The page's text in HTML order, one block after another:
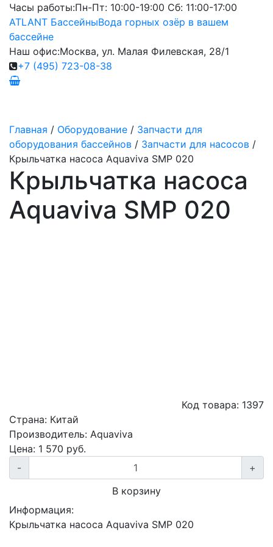
Часы работы:Пн-Пт: 10:00-19:00 Сб: 11:00-17:00
ATLANT БассейныВода горных озёр в вашем
бассейне
Наш офис:Москва, ул. Малая Филевская, 28/1
+7 (495) 723-08-38
Главная / Оборудование / Запчасти для
оборудования бассейнов / Запчасти для насосов /
Крыльчатка насоса Aquaviva SMP 020
Крыльчатка насоса
Aquaviva SMP 020
Код товара: 1397
Страна: Китай
Производитель: Aquaviva
Цена: 1 570 руб.
-
+
В корзину
Информация:
Крыльчатка насоса Aquaviva SMP 020